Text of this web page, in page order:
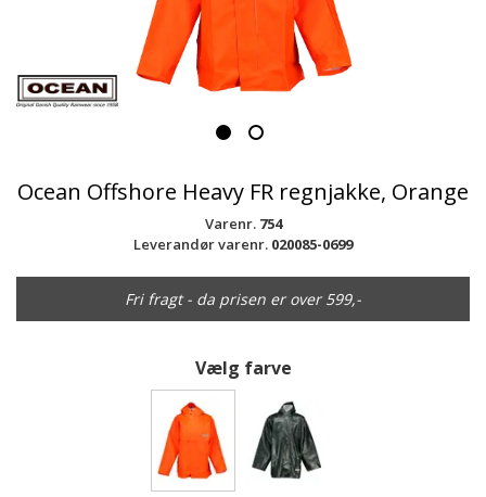
Ocean Offshore Heavy FR regnjakke, Orange
Varenr. 754
Leverandør varenr. 020085-0699
Fri fragt - da prisen er over 599,-
Vælg farve